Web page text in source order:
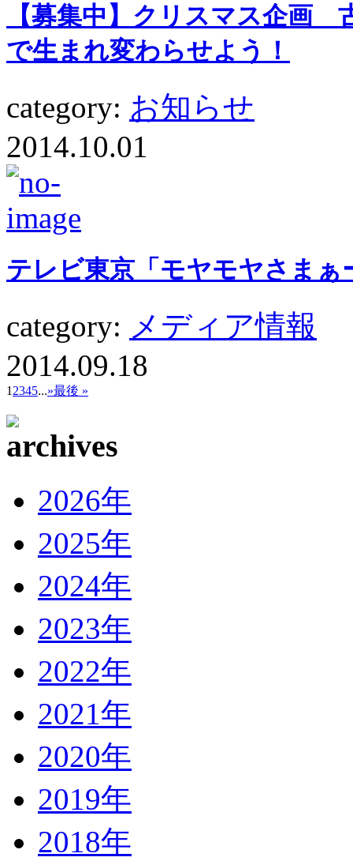
【募集中】クリスマス企画
で生まれ変わらせよう！
category: お知らせ
2014.10.01
テレビ東京「モヤモヤさま
category: メディア情報
2014.09.18
1 2345...»最後 »
2026年
2025年
2024年
2023年
2022年
2021年
2020年
2019年
2018年